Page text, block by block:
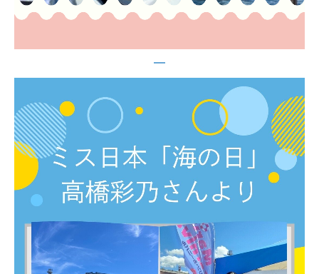
賛助会員募集
お問い合せ
個人情報保護方針